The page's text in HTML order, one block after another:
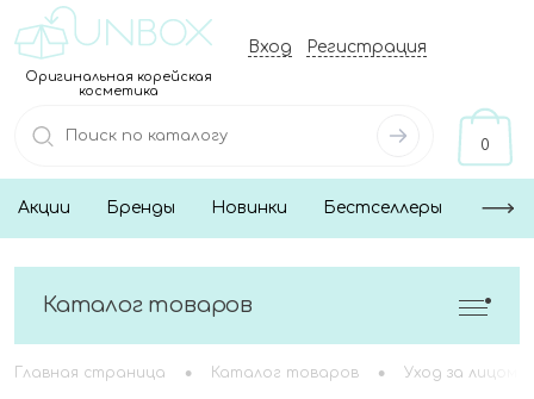
Оригинальная корейская
косметика
Вход Регистрация
0
Акции Бренды Новинки Бестселлеры
Каталог товаров
Главная страница • Каталог товаров • Уход за лицом